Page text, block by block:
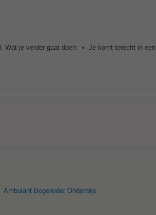
. Wat je verder gaat doen: • Je komt terecht in een
Ambulant Begeleider Onderwijs